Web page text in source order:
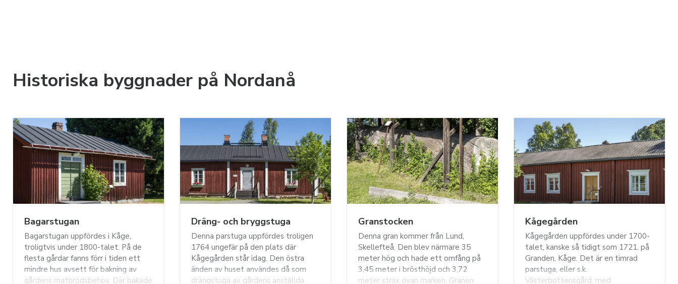
Historiska byggnader på Nordanå
Bagarstugan
Bagarstugan uppfördes i Kåge,
troligtvis under 1800-talet. På de
flesta gårdar fanns förr i tiden ett
mindre hus avsett för bakning av
gårdens matbrödsbehov. Där bakade
Dräng- och bryggstuga
Denna parstuga uppfördes troligen
1764 ungefär på den plats där
Kågegården står idag. Den östra
änden av huset användes då som
drängstuga av gårdens anställda
Granstocken
Denna gran kommer från Lund,
Skellefteå. Den blev närmare 35
meter hög och hade ett omfång på
3,45 meter i brösthöjd och 3,72
meter strax ovan marken. Granen
Kågegården
Kågegården uppfördes under 1700-
talet, kanske så tidigt som 1721, på
Granden, Kåge. Det är en timrad
parstuga, eller s.k.
Västerbottensgård, med